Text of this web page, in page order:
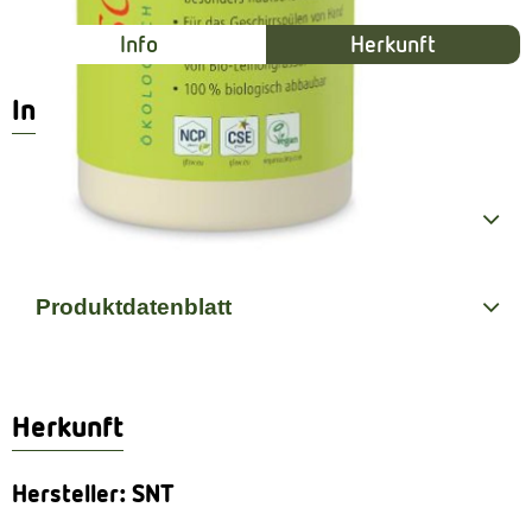
Info Herkunft
Info
Produktinformationen
Produktdatenblatt
Herkunft
Hersteller: SNT